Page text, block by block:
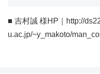
■ 吉村誠 様HP｜http://
u.ac.jp/~y_makoto/